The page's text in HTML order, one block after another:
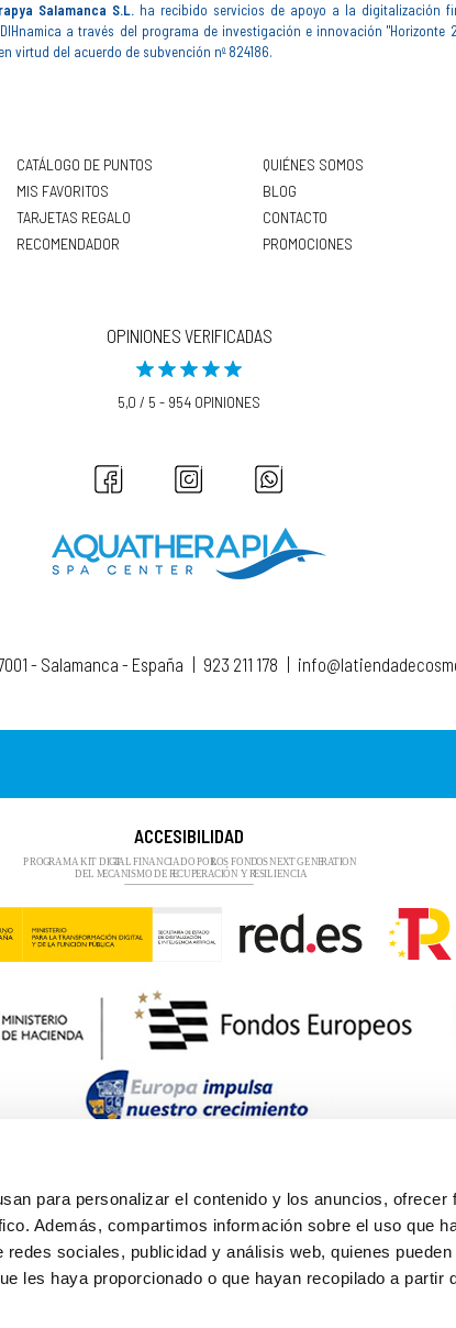
para personalizar el contenido y los anuncios, ofrecer
Además, compartimos información sobre el uso que
sociales, publicidad y análisis web, quienes pueden
les haya proporcionado o que hayan recopilado a partir
Salamanca S.L. ha recibido servicios de apoyo a la digitalización
a través del programa de investigación e innovación "Horizonte
virtud del acuerdo de subvención nº 824186.
CATÁLOGO DE PUNTOS
MIS FAVORITOS
TARJETAS REGALO
RECOMENDADOR
QUIÉNES SOMOS
BLOG
CONTACTO
PROMOCIONES
OPINIONES VERIFICADAS
5,0 / 5 - 954 OPINIONES
- Salamanca - España 923 211 178
ACCESIBILIDAD